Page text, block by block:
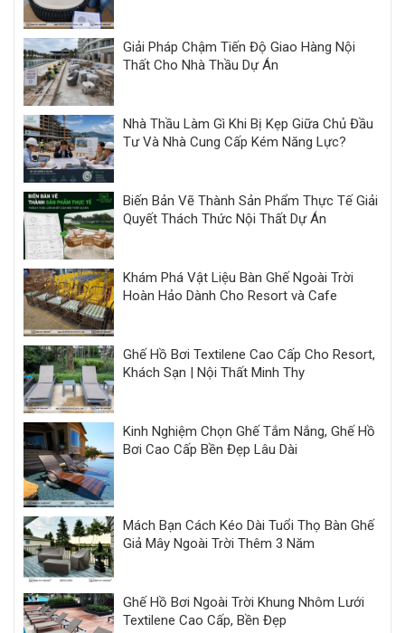
Giải Pháp Chậm Tiến Độ Giao Hàng Nội
Thất Cho Nhà Thầu Dự Án
Nhà Thầu Làm Gì Khi Bị Kẹp Giữa Chủ Đầu
Tư Và Nhà Cung Cấp Kém Năng Lực?
Biến Bản Vẽ Thành Sản Phẩm Thực Tế Giải
Quyết Thách Thức Nội Thất Dự Án
Khám Phá Vật Liệu Bàn Ghế Ngoài Trời
Hoàn Hảo Dành Cho Resort và Cafe
Ghế Hồ Bơi Textilene Cao Cấp Cho Resort,
Khách Sạn | Nội Thất Minh Thy
Kinh Nghiệm Chọn Ghế Tắm Nắng, Ghế Hồ
Bơi Cao Cấp Bền Đẹp Lâu Dài
Mách Bạn Cách Kéo Dài Tuổi Thọ Bàn Ghế
Giả Mây Ngoài Trời Thêm 3 Năm
Ghế Hồ Bơi Ngoài Trời Khung Nhôm Lưới
Textilene Cao Cấp, Bền Đẹp